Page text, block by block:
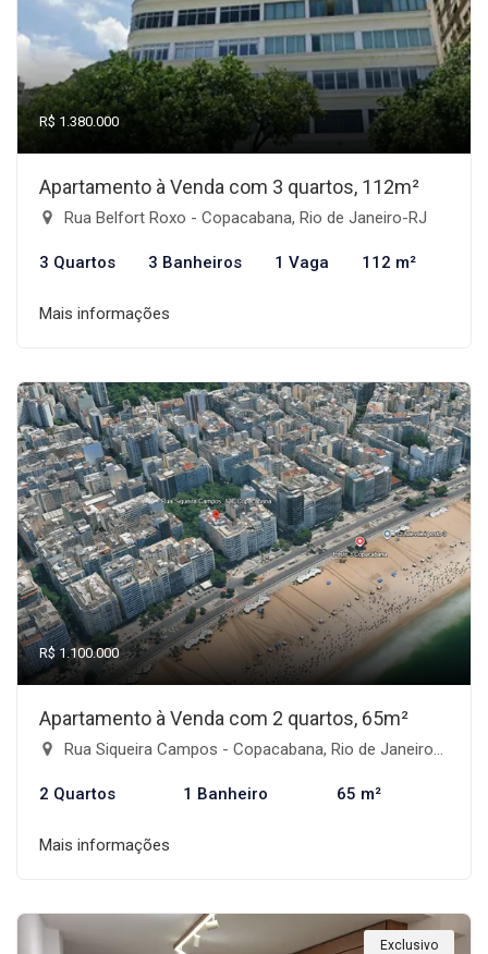
R$ 1.380.000
Apartamento à Venda com 3 quartos, 112m²
Rua Belfort Roxo - Copacabana, Rio de Janeiro-RJ
3 Quartos 3 Banheiros 1 Vaga 112 m²
Mais informações
R$ 1.100.000
Apartamento à Venda com 2 quartos, 65m²
Rua Siqueira Campos - Copacabana, Rio de Janeiro-RJ
2 Quartos 1 Banheiro 65 m²
Mais informações
Exclusivo